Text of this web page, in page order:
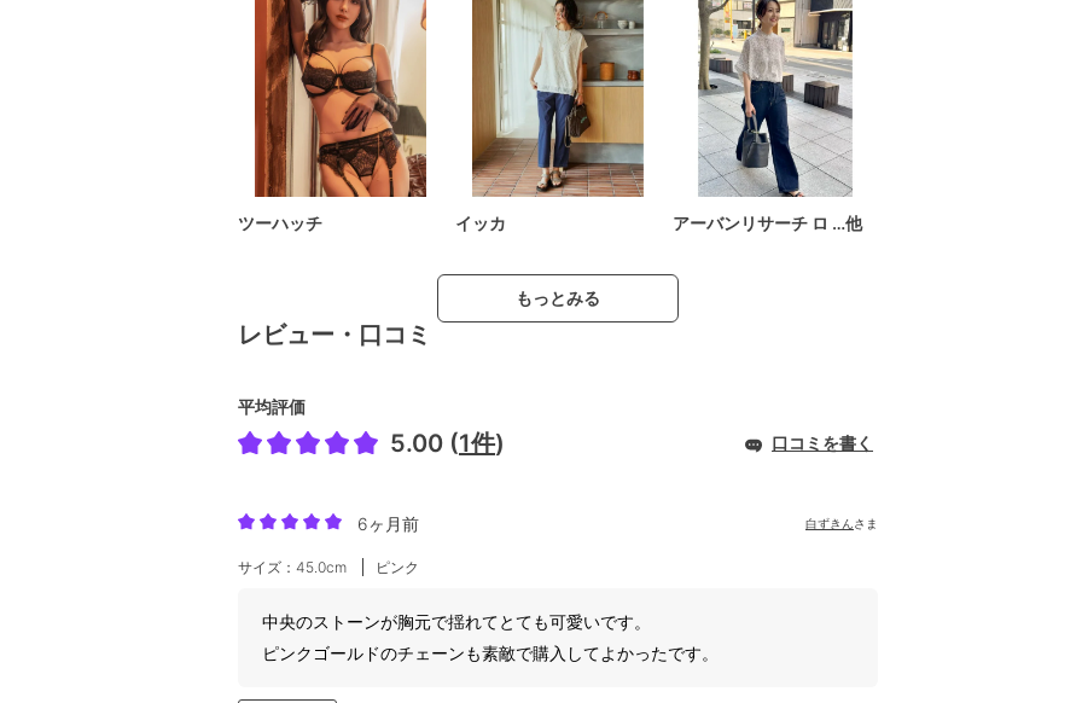
ツーハッチ イッカ アーバンリサーチ ロ …他
もっとみる
レビュー・口コミ
平均評価
5.00 (1件) 口コミを書く
6ヶ月前 白ずきん さま
サイズ：45.0cm ピンク
中央のストーンが胸元で揺れてとても可愛いです。
ピンクゴールドのチェーンも素敵で購入してよかったです。